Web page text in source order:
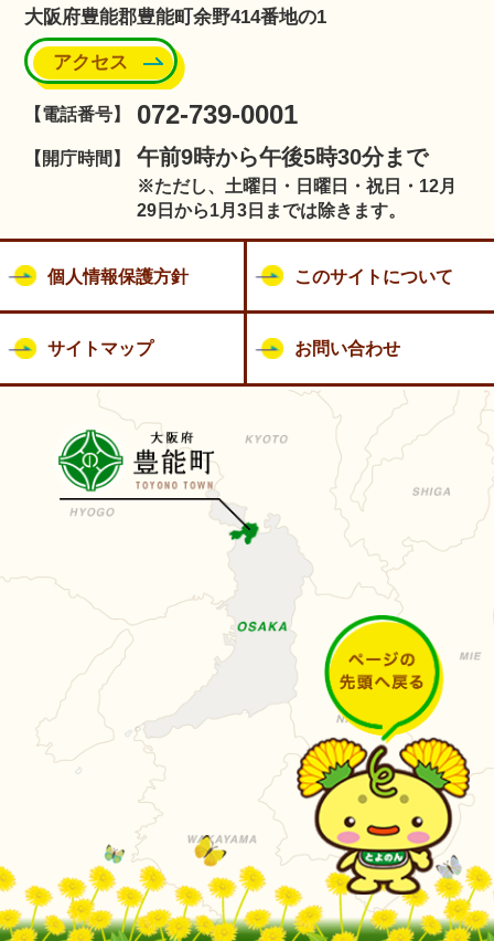
大阪府豊能郡豊能町余野414番地の1
アクセス
【電話番号】 072-739-0001
【開庁時間】 午前9時から午後5時30分まで
※ただし、土曜日・日曜日・祝日・12月
29日から1月3日までは除きます。
個人情報保護方針 このサイトについて
サイトマップ お問い合わせ